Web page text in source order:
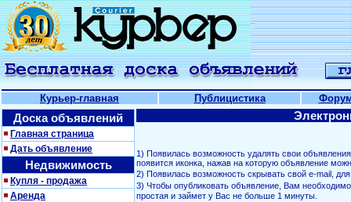
Курьер-главная Публицистика
Доска объявлений
Главная страница
Дать объявление
Недвижимость
Купля - продажа
Аренда
1) Появилась возможность удалять свои
появится иконка, нажав на которую объявление
2) Появилась возможность скрывать свой е-mail,
3) Чтобы опубликовать объявление, Вам
простая и займет у Вас не больше 1 минуты.